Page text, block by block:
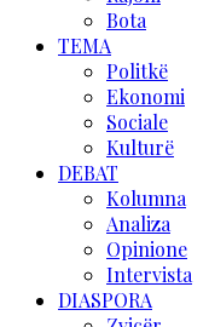
Bota
TEMA
Politkë
Ekonomi
Sociale
Kulturë
DEBAT
Kolumna
Analiza
Opinione
Intervista
DIASPORA